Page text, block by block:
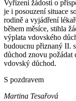
Vyřízení žádosti o
je i posouzení situace
rodině a vyjádření
během měsíce, stihla
výplata vdovského
budoucnu přiznaný II.
důchod znovu požádat
vdovský důchod.
S pozdravem
Martina Tesařová